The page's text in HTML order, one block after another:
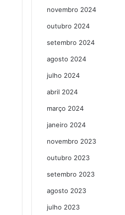
novembro 2024
outubro 2024
setembro 2024
agosto 2024
julho 2024
abril 2024
março 2024
janeiro 2024
novembro 2023
outubro 2023
setembro 2023
agosto 2023
julho 2023